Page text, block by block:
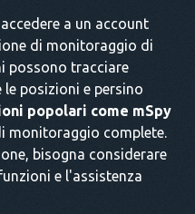
a un account
di monitoraggio di
possono tracciare
posizioni e persino
popolari come mSpy
monitoraggio complete.
bisogna considerare
e l'assistenza